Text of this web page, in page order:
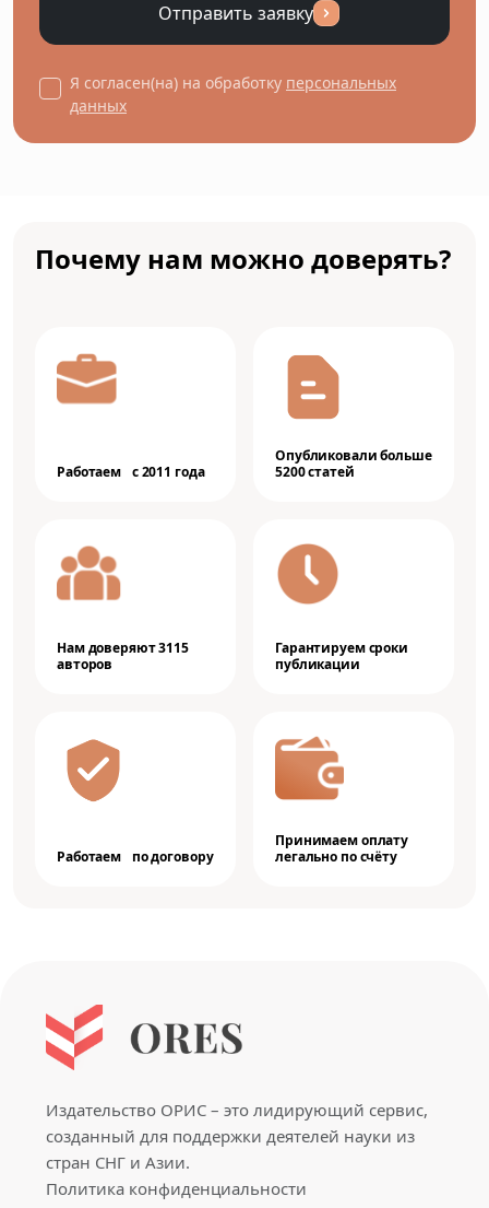
Отправить заявку
Я согласен(на) на обработку персональных
данных
Почему нам можно доверять?
Работаем с 2011 года
Опубликовали больше
5200 статей
Нам доверяют 3115
авторов
Гарантируем сроки
публикации
Работаем по договору
Принимаем оплату
легально по счёту
Издательство ОРИС – это лидирующий сервис,
созданный для поддержки деятелей науки из
стран СНГ и Азии.
Политика конфиденциальности